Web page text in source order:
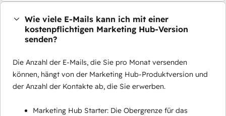
Wie viele E-Mails kann ich mit einer
kostenpflichtigen Marketing Hub-Version
senden?
Die Anzahl der E-Mails, die Sie pro Monat versenden
können, hängt von der Marketing Hub-Produktversion und
der Anzahl der Kontakte ab, die Sie erwerben.
Marketing Hub Starter: Die Obergrenze für das